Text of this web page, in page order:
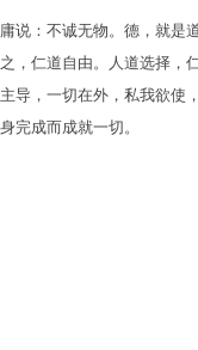
说：不诚无物。德，就是
，仁道自由。人道选择
导，一切在外，私我欲
完成而成就一切。